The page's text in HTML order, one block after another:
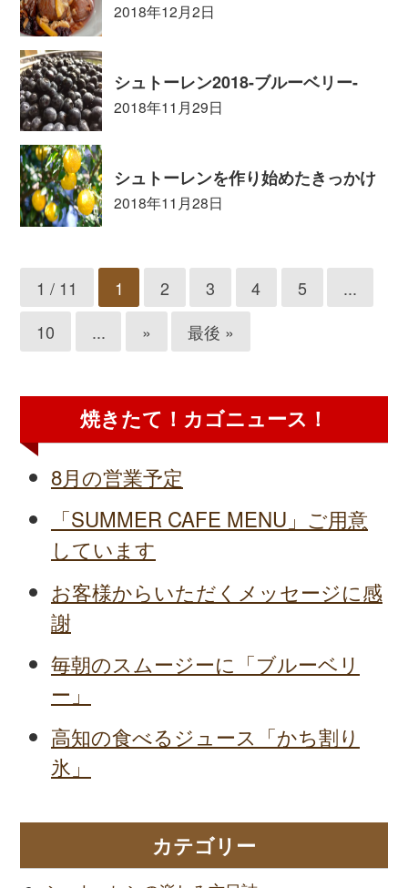
2018年12月2日
シュトーレン2018-ブルーベリー-
2018年11月29日
シュトーレンを作り始めたきっかけ
2018年11月28日
1 / 11 1 2 3 4 5
...
10
... » 最後 »
焼きたて！カゴニュース！
8月の営業予定
「SUMMER CAFE MENU」ご用意
しています
お客様からいただくメッセージに感
謝
毎朝のスムージーに「ブルーベリ
ー」
高知の食べるジュース「かち割り
氷」
カテゴリー